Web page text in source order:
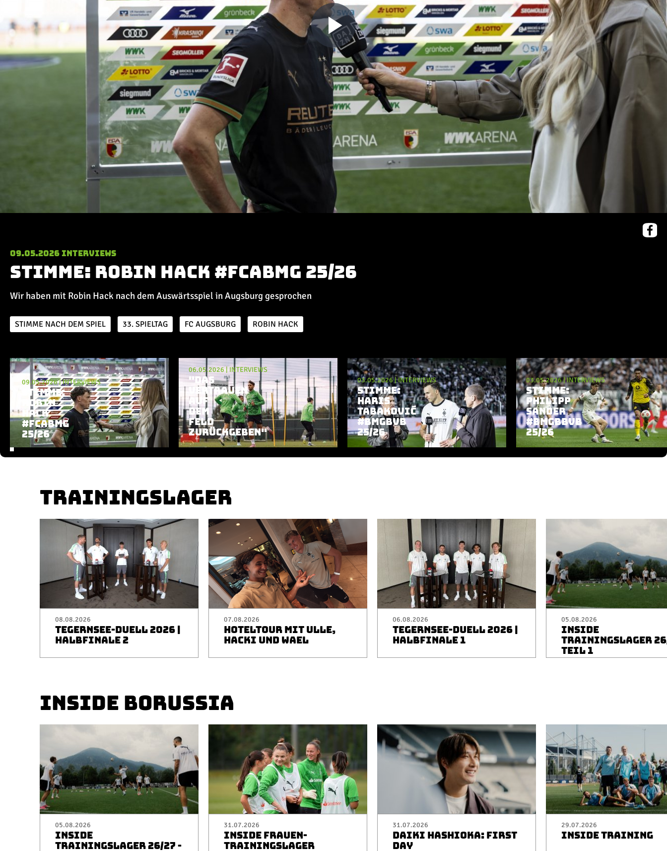
Play
Video
09.05.2026 Interviews
Stimme: Robin Hack #FCABMG 25/26
Wir haben mit Robin Hack nach dem Auswärtsspiel in Augsburg gesprochen
STIMME NACH DEM SPIEL 33. SPIELTAG FC AUGSBURG ROBIN HACK
Aktuelle Playlist
09.05.2026|INTERVIEWS
STIMME:
ROBIN
HACK
#FCABMG
25/26
06.05.2026 INTERVIEWS
"DAS
VERTRAUEN
AUF
DEM
FELD
ZURÜCKGEBEN"
03.05.2026|INTERVIEWS
STIMME:
HARIS
TABAKOVIĆ
#BMGBVB
25/26
03.05.2026|INTERVIEWS
STIMME:
PHILIPP
SANDER
#BMGBBVB
25/26
TRAININGSLAGER
08.08.2026
TEGERNSEE-DUELL 2026 |
HALBFINALE 2
07.08.2026
HOTELTOUR MIT ULLE,
HACKI UND WAEL
06.08.2026
TEGERNSEE-DUELL 2026 |
HALBFINALE 1
05.08.2026
INSIDE
TRAININGSLAGER
TEIL 1
INSIDE BORUSSIA
05.08.2026
INSIDE
TRAININGSLAGER 26/27 -
31.07.2026
INSIDE FRAUEN-
TRAININGSLAGER
31.07.2026
DAIKI HASHIOKA: FIRST
DAY
29.07.2026
INSIDE TRAINING